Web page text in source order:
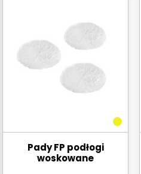
Pady FP podłogi
woskowane